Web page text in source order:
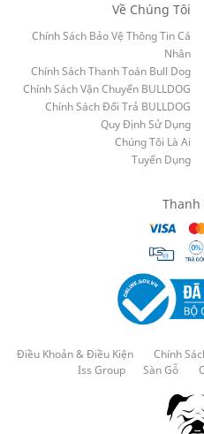
Về Chúng Tôi
Chính Sách Bảo Vệ Thông Tin Cá
Nhân
Chính Sách Thanh Toán Bull Dog
Chính Sách Vận Chuyển BULLDOG
Chính Sách Đổi Trả BULLDOG
Quy Định Sử Dụng
Chúng Tôi Là Ai
Tuyển Dụng
Thanh
Điều Khoản & Điều Kiện Chính
Iss Group
Sàn Gỗ